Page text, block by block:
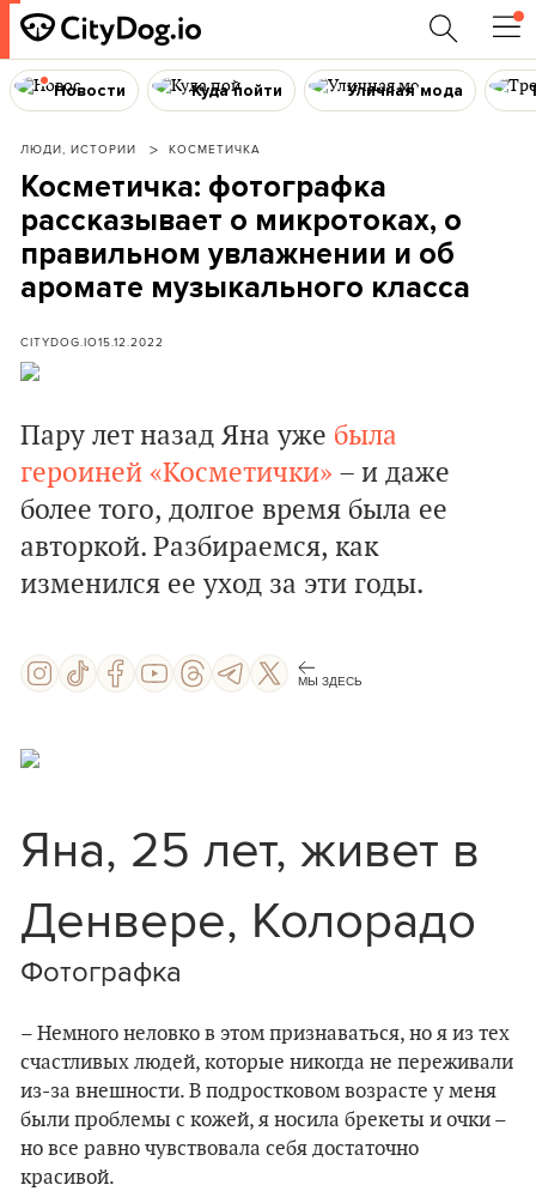
Новости Куда пойти Уличная мода
ЛЮДИ, ИСТОРИИ КОСМЕТИЧКА
Косметичка: фотографка
рассказывает о микротоках, о
правильном увлажнении и об
аромате музыкального класса
CITYDOG.IO15.12.2022
Пару лет назад Яна уже была
героиней «Косметички» – и даже
более того, долгое время была ее
авторкой. Разбираемся, как
изменился ее уход за эти годы.
МЫ ЗДЕСЬ
Яна, 25 лет, живет в
Денвере, Колорадо
Фотографка
– Немного неловко в этом признаваться, но я из тех
счастливых людей, которые никогда не переживали
из-за внешности. В подростковом возрасте у меня
были проблемы с кожей, я носила брекеты и очки –
но все равно чувствовала себя достаточно
красивой.